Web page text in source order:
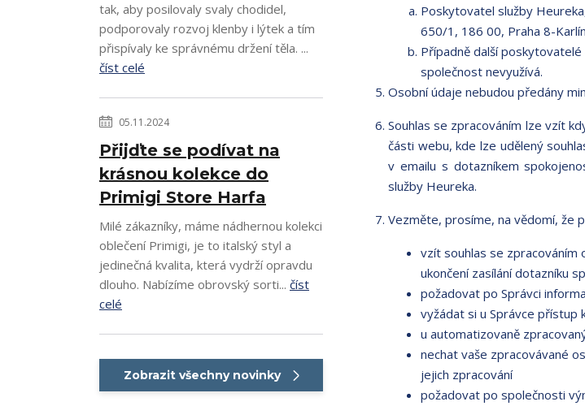
tak, aby posilovaly svaly chodidel,
podporovaly rozvoj klenby i lýtek a tím
přispívaly ke správnému držení těla. ...
číst celé
05.11.2024
Přijďte se podívat na
krásnou kolekce do
Primigi Store Harfa
Milé zákazníky, máme nádhernou kolekci
oblečení Primigi, je to italský styl a
jedinečná kvalita, která vydrží opravdu
dlouho. Nabízíme obrovský sorti... číst
celé
Zobrazit všechny novinky
Poskytovatel služby
650/1, 186 00, Praha 8-Karlín
Případně další
společnost nevyužívá.
Osobní údaje nebudou předány
Souhlas se zpracováním lze vzít
části webu, kde lze udělený
v emailu s dotazníkem
služby Heureka.
Vezměte, prosíme, na vědomí, že
vzít souhlas se
ukončení zasílání dotazníku
požadovat po Správci
vyžádat si u Správce přístup
u automatizovaně
nechat vaše zpracovávané
jejich zpracování
požadovat po společnosti